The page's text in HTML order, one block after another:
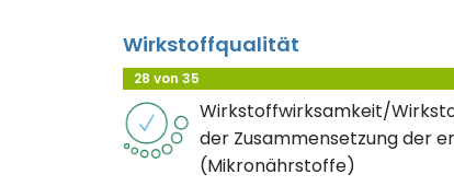
Wirkstoffqualität
28 von 35
Wirkstoffwirksamkeit/
der Zusammensetzung der
(Mikronährstoffe)